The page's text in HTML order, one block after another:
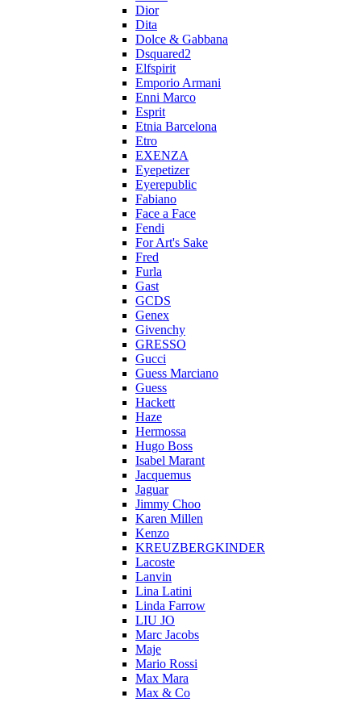
Dior
Dita
Dolce & Gabbana
Dsquared2
Elfspirit
Emporio Armani
Enni Marco
Esprit
Etnia Barcelona
Etro
EXENZA
Eyepetizer
Eyerepublic
Fabiano
Face a Face
Fendi
For Art's Sake
Fred
Furla
Gast
GCDS
Genex
Givenchy
GRESSO
Gucci
Guess Marciano
Guess
Hackett
Haze
Hermossa
Hugo Boss
Isabel Marant
Jacquemus
Jaguar
Jimmy Choo
Karen Millen
Kenzo
KREUZBERGKINDER
Lacoste
Lanvin
Lina Latini
Linda Farrow
LIU JO
Marc Jacobs
Maje
Mario Rossi
Max Mara
Max & Co